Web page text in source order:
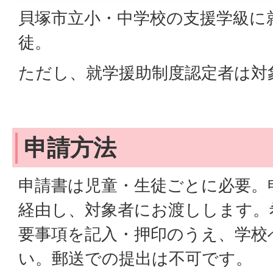
貝塚市立小・中学校の支援学級
徒。
ただし、就学援助制度認定者は
申請方法
申請書は児童・生徒ごとに必要
経由し、対象者にお渡しします
要事項を記入・押印のうえ、学
い。郵送での提出は不可です。